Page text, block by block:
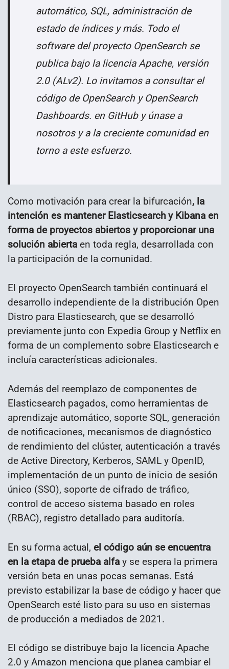
automático, SQL, administración de
estado de índices y más. Todo el
software del proyecto OpenSearch se
publica bajo la licencia Apache, versión
2.0 (ALv2). Lo invitamos a consultar el
código de OpenSearch y OpenSearch
Dashboards. en GitHub y únase a
nosotros y a la creciente comunidad en
torno a este esfuerzo.
Como motivación para crear la bifurcación, la
intención es mantener Elasticsearch y Kibana en
forma de proyectos abiertos y proporcionar una
solución abierta en toda regla, desarrollada con
la participación de la comunidad.
El proyecto OpenSearch también continuará el
desarrollo independiente de la distribución Open
Distro para Elasticsearch, que se desarrolló
previamente junto con Expedia Group y Netflix en
forma de un complemento sobre Elasticsearch e
incluía características adicionales.
Además del reemplazo de componentes de
Elasticsearch pagados, como herramientas de
aprendizaje automático, soporte SQL, generación
de notificaciones, mecanismos de diagnóstico
de rendimiento del clúster, autenticación a través
de Active Directory, Kerberos, SAML y OpenID,
implementación de un punto de inicio de sesión
único (SSO), soporte de cifrado de tráfico,
control de acceso sistema basado en roles
(RBAC), registro detallado para auditoría.
En su forma actual, el código aún se encuentra
en la etapa de prueba alfa y se espera la primera
versión beta en unas pocas semanas. Está
previsto estabilizar la base de código y hacer que
OpenSearch esté listo para su uso en sistemas
de producción a mediados de 2021.
El código se distribuye bajo la licencia Apache
2.0 y Amazon menciona que planea cambiar el